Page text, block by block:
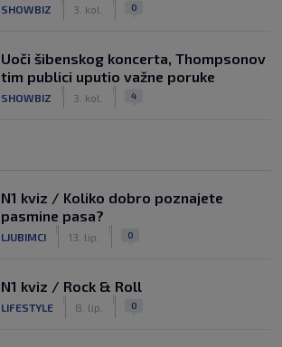
SHOWBIZ 3. kol. 0
Uoči šibenskog koncerta, Thompsonov
tim publici uputio važne poruke
SHOWBIZ 3. kol. 4
N1 kviz / Koliko dobro poznajete
pasmine pasa?
LJUBIMCI 13. lip. 0
N1 kviz / Rock & Roll
LIFESTYLE 8. lip. 0